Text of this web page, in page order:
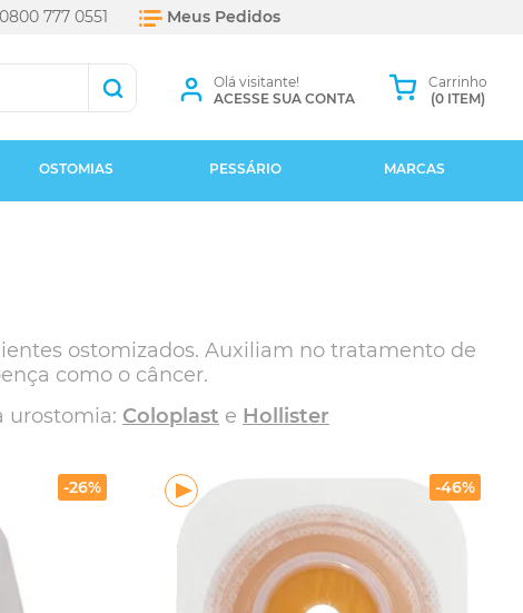
0800 777 0551 Meus Pedidos
Olá visitante!
ACESSE SUA CONTA
Carrinho
(0 ITEM)
OSTOMIAS PESSÁRIO MARCAS
ostomizados. Auxiliam no tratamento de
como o câncer.
urostomia: Coloplast e Hollister
-26% -46%